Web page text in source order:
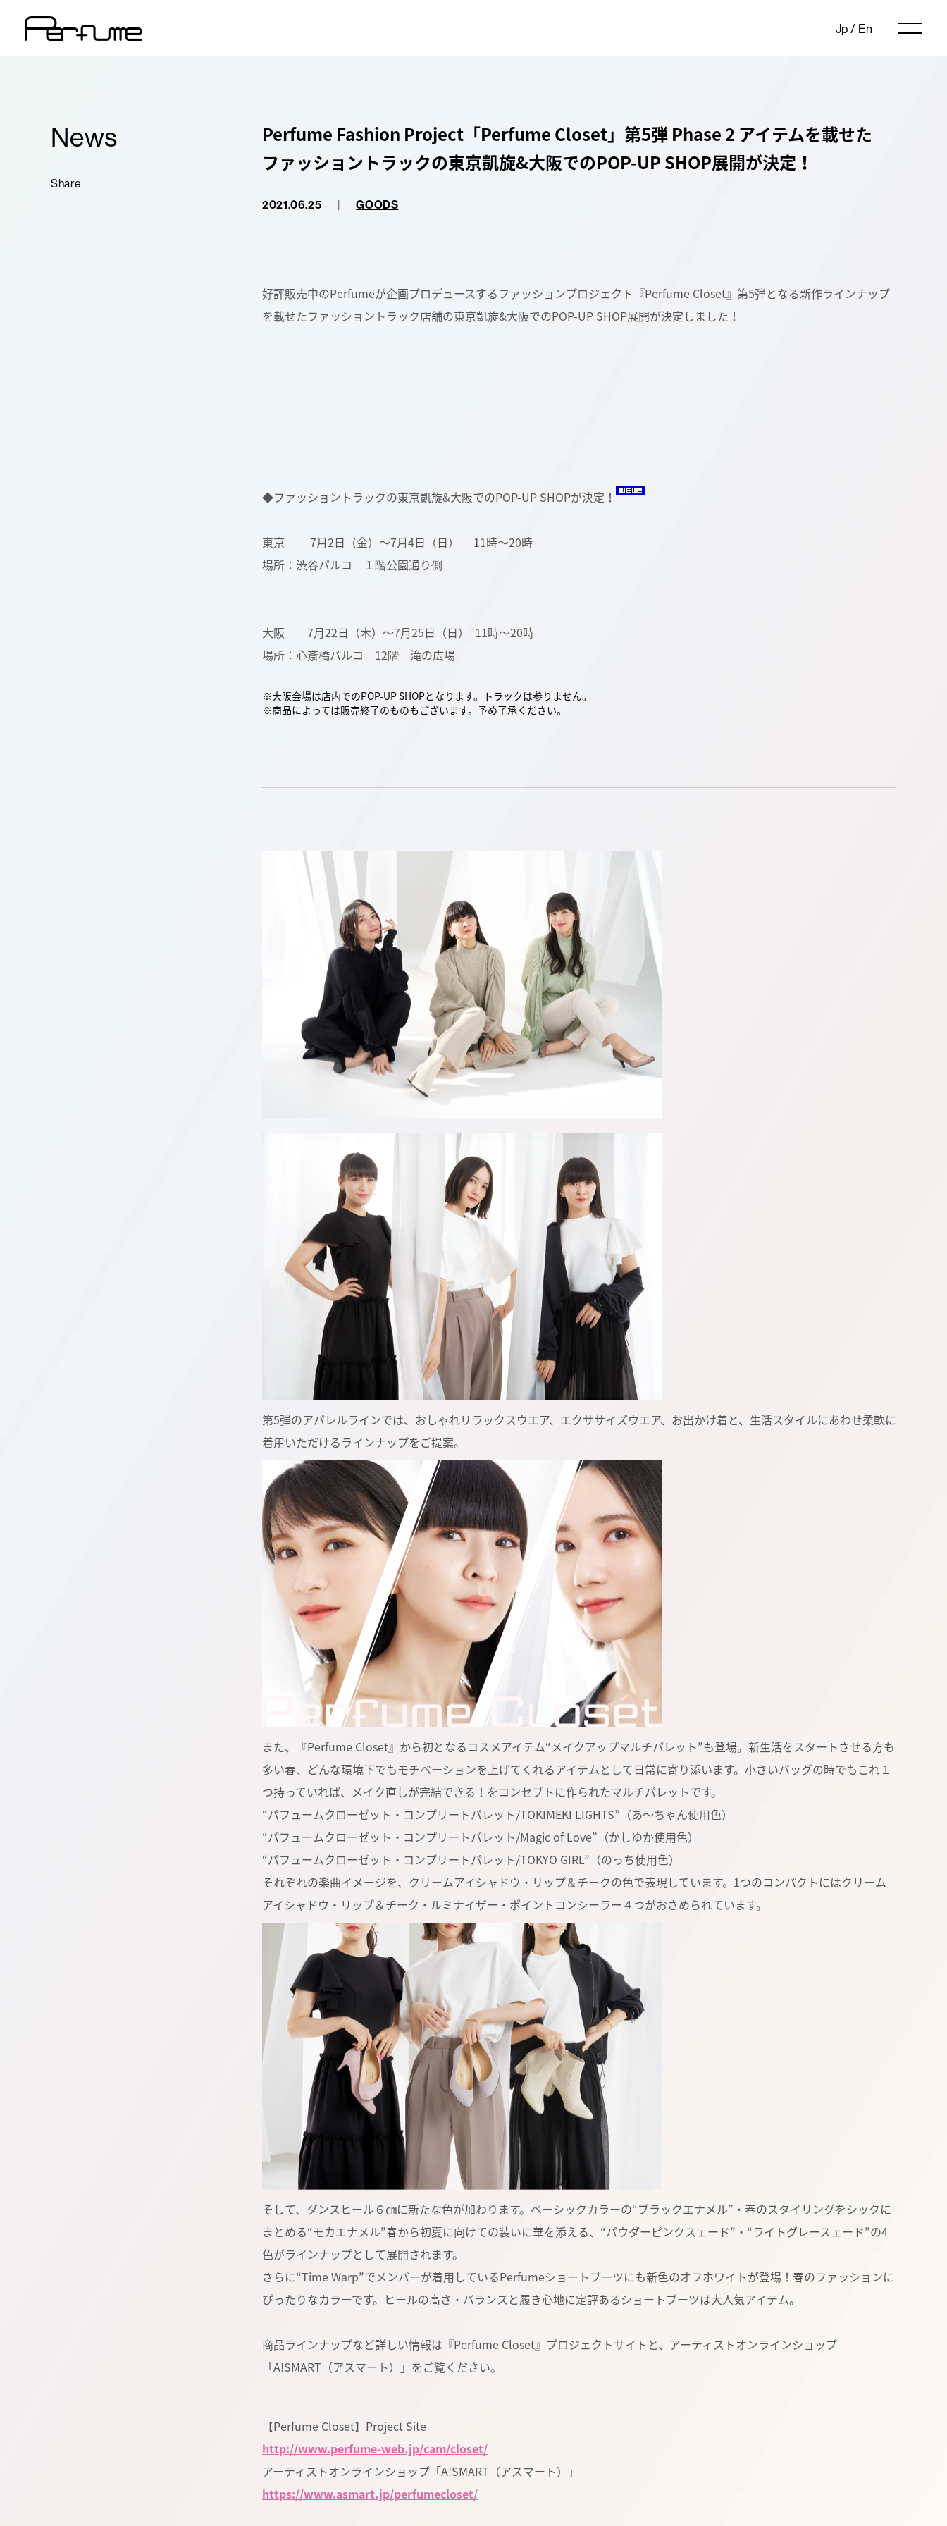
Jp/ En
News
Share
Perfume Fashion Project「Perfume Closet」第5弾 Phase 2 アイテムを載せた
ファッショントラックの東京凱旋&大阪でのPOP-UP SHOP展開が決定！
2021.06.25 | GOODS
好評販売中のPerfumeが企画プロデュースするファッションプロジェクト『Perfume Closet』第5弾となる新作ラインナップ
を載せたファッショントラック店舗の東京凱旋&大阪でのPOP-UP SHOP展開が決定しました！
◆ファッショントラックの東京凱旋&大阪でのPOP-UP SHOPが決定！
東京 7月2日（金）～7月4日（日） 11時〜20時
場所：渋谷パルコ １階公園通り側
大阪 7月22日（木）～7月25日（日） 11時～20時
場所：心斎橋パルコ 12階 滝の広場
※大阪会場は店内でのPOP-UP SHOPとなります。トラックは参りません。
※商品によっては販売終了のものもございます。予め了承ください。
第5弾のアパレルラインでは、おしゃれリラックスウエア、エクササイズウエア、お出かけ着と、生活スタイルにあわせ柔軟に
着用いただけるラインナップをご提案。
また、『Perfume Closet』から初となるコスメアイテム“メイクアップマルチパレット”も登場。新生活をスタートさせる方も
多い春、どんな環境下でもモチベーションを上げてくれるアイテムとして日常に寄り添います。小さいバッグの時でもこれ１
つ持っていれば、メイク直しが完結できる！をコンセプトに作られたマルチパレットです。
“パフュームクローゼット・コンプリートパレット/TOKIMEKI LIGHTS”（あ～ちゃん使用色）
“パフュームクローゼット・コンプリートパレット/Magic of Love”（かしゆか使用色）
“パフュームクローゼット・コンプリートパレット/TOKYO GIRL”（のっち使用色）
それぞれの楽曲イメージを、クリームアイシャドウ・リップ＆チークの色で表現しています。1つのコンパクトにはクリーム
アイシャドウ・リップ＆チーク・ルミナイザー・ポイントコンシーラー４つがおさめられています。
そして、ダンスヒール６㎝に新たな色が加わります。ベーシックカラーの“ブラックエナメル”・春のスタイリングをシックに
まとめる“モカエナメル”春から初夏に向けての装いに華を添える、“パウダーピンクスェード”・“ライトグレースェード”の4
色がラインナップとして展開されます。
さらに“Time Warp”でメンバーが着用しているPerfumeショートブーツにも新色のオフホワイトが登場！春のファッションに
ぴったりなカラーです。ヒールの高さ・バランスと履き心地に定評あるショートブーツは大人気アイテム。
商品ラインナップなど詳しい情報は『Perfume Closet』プロジェクトサイトと、アーティストオンラインショップ
「A!SMART（アスマート）」をご覧ください。
【Perfume Closet】Project Site
http://www.perfume-web.jp/cam/closet/
アーティストオンラインショップ「A!SMART（アスマート）」
https://www.asmart.jp/perfumecloset/